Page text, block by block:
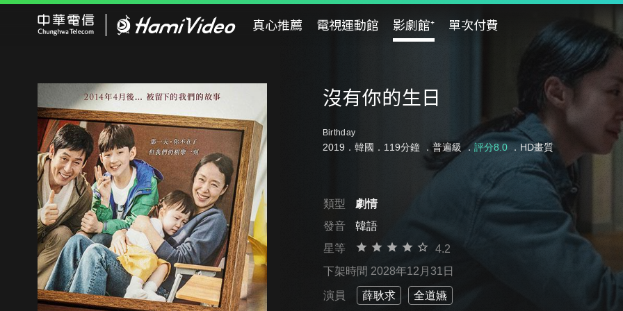
真心推薦 電視運動館 影劇館⁺ 單次付費
沒有你的生日
Birthday
2019．韓國．119分鐘 ． 普遍級 ． 評分8.0．HD畫質
類型
劇情
發音
韓語
星等
4.2
下架時間 2028年12月31日
演員 薛耿求 全道嬿